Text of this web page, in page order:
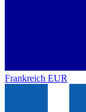
Frankreich EUR